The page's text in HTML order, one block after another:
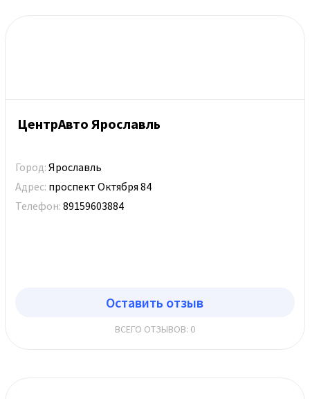
ЦентрАвто Ярославль
Город: Ярославль
Адрес: проспект Октября 84
Телефон: 89159603884
Оставить отзыв
ВСЕГО ОТЗЫВОВ: 0